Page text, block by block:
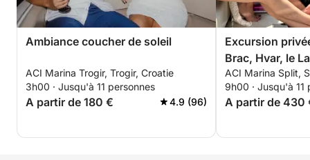
Ambiance coucher de soleil
ACI Marina Trogir, Trogir, Croatie
3h00 · Jusqu'à 11 personnes
A partir de 180 € 4.9 (96)
Excursion
Brac, Hvar, le
Ciovo.
ACI Marina Split,
9h00 · Jusqu'à 11
A partir de 430